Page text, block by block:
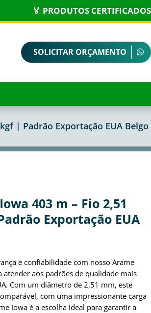
🏅 PRODUTOS CERTIFICADOS
SOLICITAR ORÇAMENTO
| Padrão Exportação EUA Belgo
403 m – Fio 2,51
Exportação EUA
e confiabilidade com nosso Arame
aos padrões de qualidade mais
Com um diâmetro de 2,51 mm, este
com uma impressionante carga
Iowa é a escolha ideal para garantir a